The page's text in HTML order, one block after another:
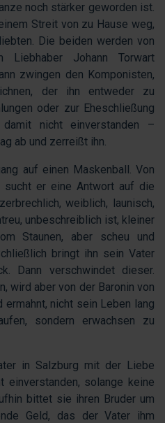
noch stärker geworden ist.
Streit von zu Hause weg,
Die beiden werden von
Liebhaber Johann Torwart
zwingen den Komponisten,
der ihn entweder zu
oder zur Eheschließung
nicht einverstanden –
ab und zerreißt ihn.
auf einen Maskenball. Von
sucht er eine Antwort auf die
weiblich, launisch,
unbeschreiblich ist, kleiner
Staunen, aber scheu und
bringt ihn sein Vater
Dann verschwindet dieser.
wird aber von der Baronin von
nicht sein Leben lang
sondern erwachsen zu
in Salzburg mit der Liebe
einverstanden, solange keine
bittet sie ihren Bruder um
Geld, das der Vater ihm